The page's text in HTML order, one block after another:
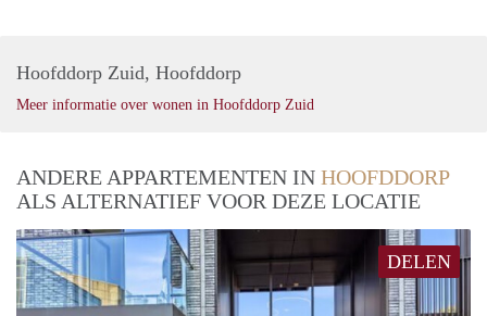
Hoofddorp Zuid, Hoofddorp
Meer informatie over wonen in Hoofddorp Zuid
ANDERE APPARTEMENTEN IN HOOFDDORP
ALS ALTERNATIEF VOOR DEZE LOCATIE
DELEN